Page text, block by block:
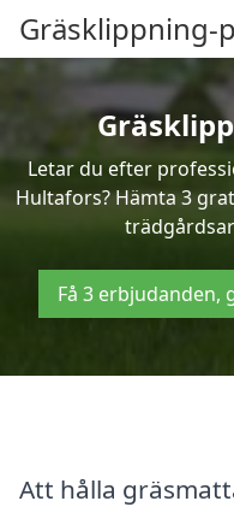
Gräsklippning-
Letar du efter
Hultafors? Hämta 3
Få 3
Att hålla